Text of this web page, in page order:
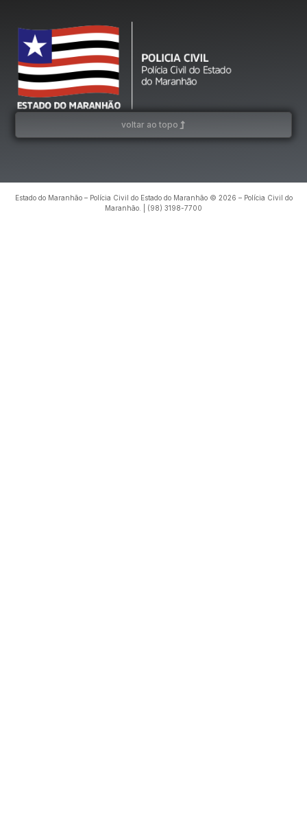
voltar ao topo
Estado do Maranhão – Polícia Civil do Estado do Maranhão © 2026 – Polícia Civil do
Maranhão. | (98) 3198-7700